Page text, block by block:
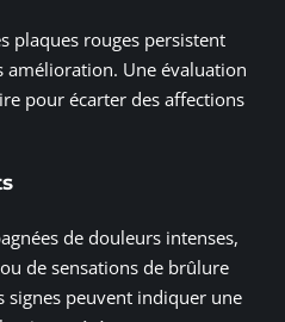
plaques rouges persistent
amélioration. Une évaluation
pour écarter des affections
de douleurs intenses,
de sensations de brûlure
signes peuvent indiquer une